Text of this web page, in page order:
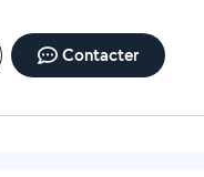
Contacter